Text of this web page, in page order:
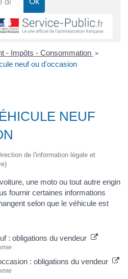
- Impôts - Consommation >
neuf ou d'occasion
NEUF
de l'information légale et
une moto ou tout autre engin
fournir certaines informations
selon que le véhicule est
: obligations du vendeur
: obligations du vendeur